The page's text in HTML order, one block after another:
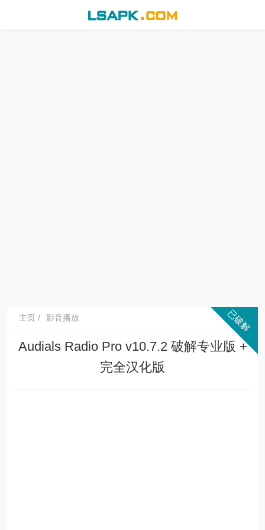
主页 影音播放
Audials Radio Pro v10.7.2 破解专业版 +
完全汉化版